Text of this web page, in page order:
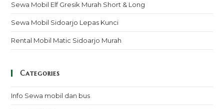
Sewa Mobil Elf Gresik Murah Short & Long
Sewa Mobil Sidoarjo Lepas Kunci
Rental Mobil Matic Sidoarjo Murah
Categories
Info Sewa mobil dan bus